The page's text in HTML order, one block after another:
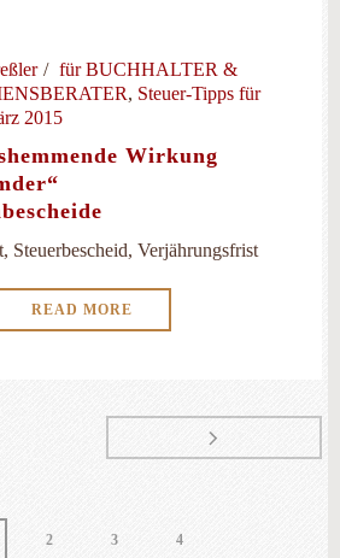
für BUCHHALTER &
, Steuer-Tipps für
2015
Wirkung
Steuerbescheid, Verjährungsfrist
READ MORE
2 3 4